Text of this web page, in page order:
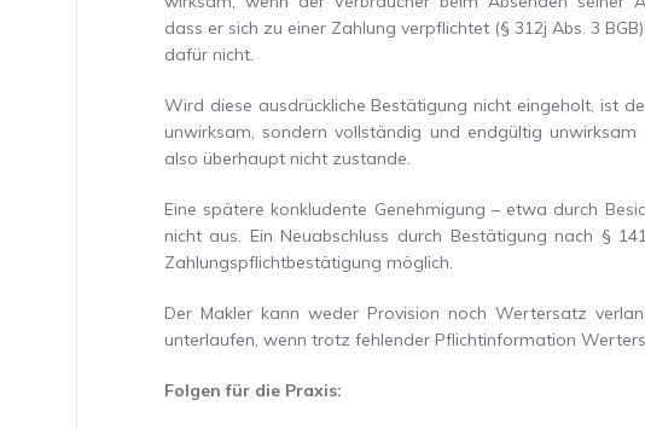
dass er sich zu einer Zahlung verpflichtet (§ 312j Abs. 3
dafür nicht.
Wird diese ausdrückliche Bestätigung nicht eingeholt, ist
unwirksam, sondern vollständig und endgültig
also überhaupt nicht zustande.
Eine spätere konkludente Genehmigung – etwa durch
nicht aus. Ein Neuabschluss durch Bestätigung nach §
Zahlungspflichtbestätigung möglich.
Der Makler kann weder Provision noch Wertersatz
unterlaufen, wenn trotz fehlender Pflichtinformation
Folgen für die Praxis: